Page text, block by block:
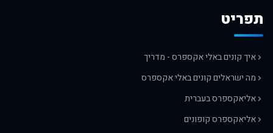
תפריט
איך קונים באלי אקספרס - מדריך
מה ישראלים קונים באלי אקספרס
אליאקספרס בעברית
אליאקספרס קופונים